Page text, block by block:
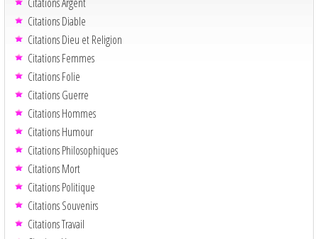
Citations Diable
Citations Dieu et Religion
Citations Femmes
Citations Folie
Citations Guerre
Citations Hommes
Citations Humour
Citations Philosophiques
Citations Mort
Citations Politique
Citations Souvenirs
Citations Travail